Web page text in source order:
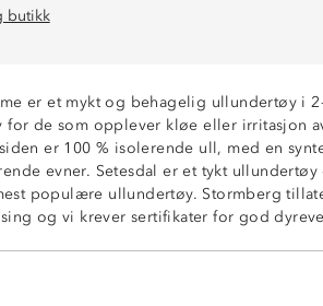
butikk
er et mykt og behagelig ullundertøy i
for de som opplever kløe eller irritasjon
er 100 % isolerende ull, med en
evner. Setesdal er et tykt
populære ullundertøy. Stormberg
og vi krever sertifikater for god
ullundertøy
som isolerende ytterlag
innside i 100% polyester
kan forekomme etter bruk